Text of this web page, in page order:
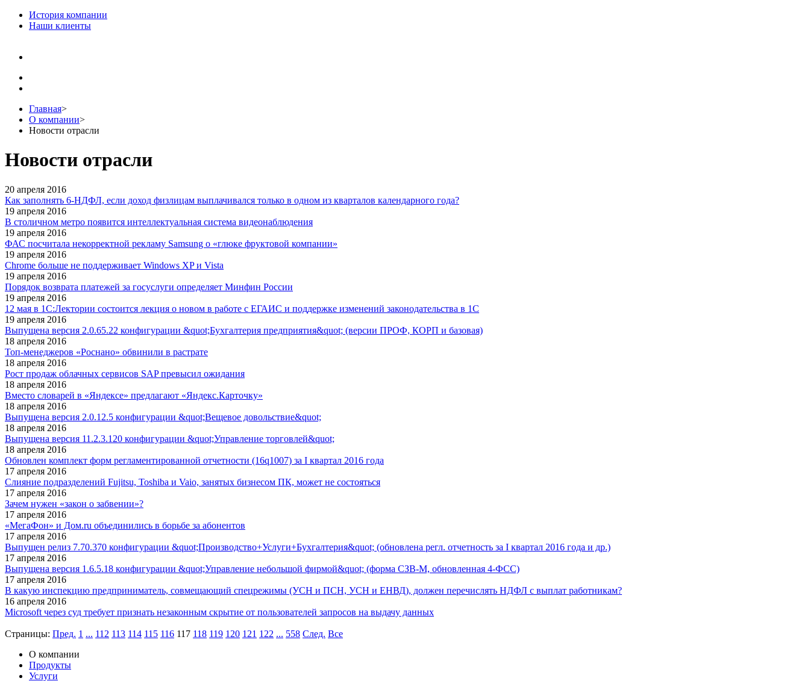
История компании
Наши клиенты
Главная>
О компании>
Новости отрасли
Новости отрасли
20 апреля 2016
Как заполнять 6-НДФЛ, если доход физлицам выплачивался только в одном из кварталов календарного года?
19 апреля 2016
В столичном метро появится интеллектуальная система видеонаблюдения
19 апреля 2016
ФАС посчитала некорректной рекламу Samsung о «глюке фруктовой компании»
19 апреля 2016
Chrome больше не поддерживает Windows XP и Vista
19 апреля 2016
Порядок возврата платежей за госуслуги определяет Минфин России
19 апреля 2016
12 мая в 1С:Лектории состоится лекция о новом в работе с ЕГАИС и поддержке изменений законодательства в 1С
19 апреля 2016
Выпущена версия 2.0.65.22 конфигурации &quot;Бухгалтерия предприятия&quot; (версии ПРОФ, КОРП и базовая)
18 апреля 2016
Топ-менеджеров «Роснано» обвинили в растрате
18 апреля 2016
Рост продаж облачных сервисов SAP превысил ожидания
18 апреля 2016
Вместо словарей в «Яндексе» предлагают «Яндекс.Карточку»
18 апреля 2016
Выпущена версия 2.0.12.5 конфигурации &quot;Вещевое довольствие&quot;
18 апреля 2016
Выпущена версия 11.2.3.120 конфигурации &quot;Управление торговлей&quot;
18 апреля 2016
Обновлен комплект форм регламентированной отчетности (16q1007) за I квартал 2016 года
17 апреля 2016
Слияние подразделений Fujitsu, Toshiba и Vaio, занятых бизнесом ПК, может не состояться
17 апреля 2016
Зачем нужен «закон о забвении»?
17 апреля 2016
«МегаФон» и Дом.ru объединились в борьбе за абонентов
17 апреля 2016
Выпущен релиз 7.70.370 конфигурации &quot;Производство+Услуги+Бухгалтерия&quot; (обновлена регл. отчетность за I квартал 2016 года и др.)
17 апреля 2016
Выпущена версия 1.6.5.18 конфигурации &quot;Управление небольшой фирмой&quot; (форма СЗВ-М, обновленная 4-ФСС)
17 апреля 2016
В какую инспекцию предприниматель, совмещающий спецрежимы (УСН и ПСН, УСН и ЕНВД), должен перечислять НДФЛ с выплат работникам?
16 апреля 2016
Microsoft через суд требует признать незаконным скрытие от пользователей запросов на выдачу данных
Страницы: Пред. 1 ... 112 113 114 115 116 117 118 119 120 121 122 ... 558 След. Все
О компании
Продукты
Услуги